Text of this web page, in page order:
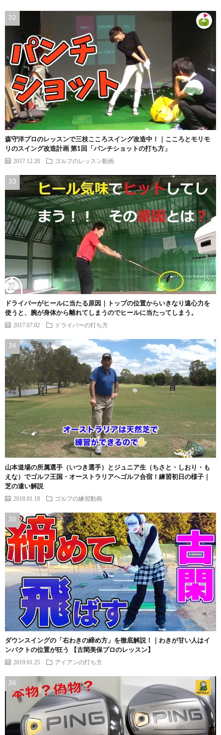
森守洋プロのレッスンで三枝こころスイング改造中！｜こころとモリモ
リのスイング改造計画 第1回「パンチショットの打ち方」
2017.12.20 ゴルフのレッスン動画
ドライバーがヒールに当たる原因｜トップの位置からいきなり遠心力を
使うと、腕が身体から離れてしまうのでヒールに当たってしまう。
2017.07.02 ドライバーの打ち方
山本道場の所属選手（いつき選手）とジュニア生（ちさと・しおり・も
えな）でゴルフ王国・オーストラリアへゴルフ合宿！練習初日の様子｜
芝の違い解説
2018.01.18 ゴルフの練習動画
ダウンスイングの「右わきの締め方」を徹底解説！｜わきが甘い人はイ
ンパクトの位置が狂う 【古閑美保プロのレッスン】
2019.01.25 アイアンの打ち方